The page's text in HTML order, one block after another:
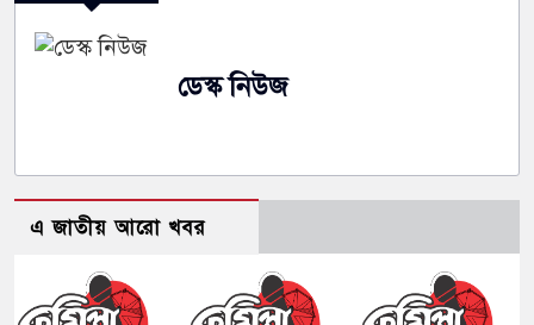
ডেস্ক নিউজ
এ জাতীয় আরো খবর